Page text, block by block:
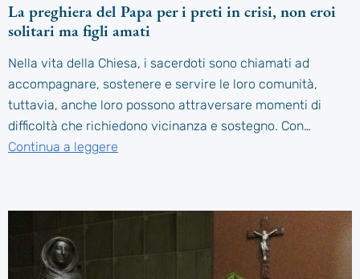
La preghiera del Papa per i preti in crisi, non eroi
solitari ma figli amati
Nella vita della Chiesa, i sacerdoti sono chiamati ad
accompagnare, sostenere e servire le loro comunità,
tuttavia, anche loro possono attraversare momenti di
difficoltà che richiedono vicinanza e sostegno. Con…
Continua a leggere